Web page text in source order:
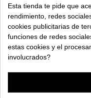
EXPLORAR
EMPRESA
Esta tienda te pide que
rendimiento, redes
cookies publicitarias de
funciones de redes
estas cookies y el
involucrados?